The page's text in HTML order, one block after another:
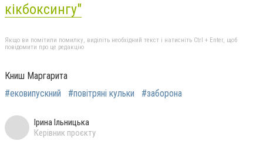
кікбоксингу"
Якщо ви помітили помилку, виділіть необхідний текст і натисніть Ctrl + Enter, щоб
повідомити про це редакцію
Книш Маргарита
#ековипускний
#повітряні кульки #заборона
Ірина Ільницька
Керівник проєкту